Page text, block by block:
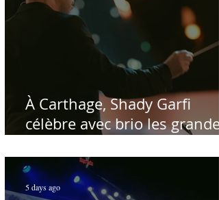
À Carthage, Shady Garfi
célèbre avec brio les grandes
Par Sofien Manaï
5 days ago